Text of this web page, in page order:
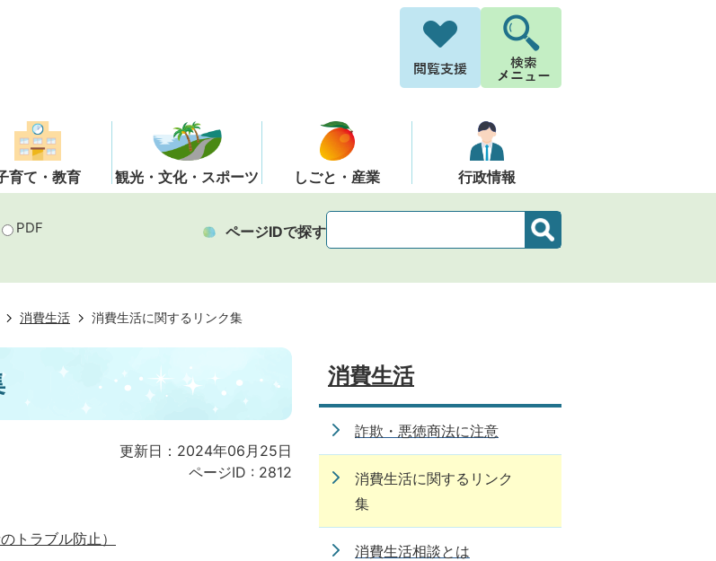
育て・教育 観光・文化・スポーツ しごと・産業 行政情報
PDF ページIDで探す
消費生活 消費生活に関するリンク集
更新日：2024年06月25日
ページID : 2812
トラブル防止）
消費生活
詐欺・悪徳商法に注意
消費生活に関するリンク
集
消費生活相談とは